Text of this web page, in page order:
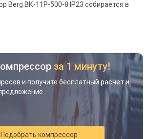
Berg ВК-11Р-500-8 IP23 собирается в
за 1 минуту!
и получите бесплатный расчет и
Подобрать компрессор